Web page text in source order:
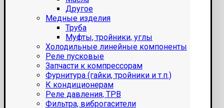
Другое
Медные изделия
Труба
Муфты, тройники, углы
Холодильные линейные компоненты
Реле пусковые
Запчасти к компрессорам
Фурнитура (гайки, тройники и т.п.)
К кондиционерам
Реле давления, ТРВ
Фильтра, виброгасители